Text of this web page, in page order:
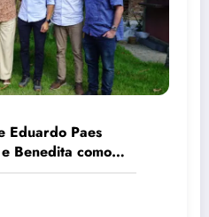
Eduardo Paes
Benedita como
no Rio